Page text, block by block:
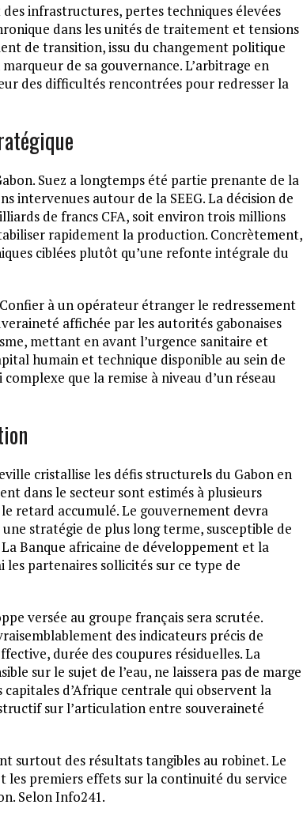
infrastructures, pertes techniques élevées
dans les unités de traitement et tensions
de transition, issu du changement politique
de sa gouvernance. L’arbitrage en
des difficultés rencontrées pour redresser la
Suez a longtemps été partie prenante de la
intervenues autour de la SEEG. La décision de
de francs CFA, soit environ trois millions
rapidement la production. Concrètement,
ciblées plutôt qu’une refonte intégrale du
à un opérateur étranger le redressement
affichée par les autorités gabonaises
mettant en avant l’urgence sanitaire et
humain et technique disponible au sein de
que la remise à niveau d’un réseau
cristallise les défis structurels du Gabon en
dans le secteur sont estimés à plusieurs
retard accumulé. Le gouvernement devra
stratégie de plus long terme, susceptible de
Banque africaine de développement et la
partenaires sollicités sur ce type de
versée au groupe français sera scrutée.
des indicateurs précis de
durée des coupures résiduelles. La
sur le sujet de l’eau, ne laissera pas de marge
d’Afrique centrale qui observent la
sur l’articulation entre souveraineté
surtout des résultats tangibles au robinet. Le
premiers effets sur la continuité du service
Selon Info241.